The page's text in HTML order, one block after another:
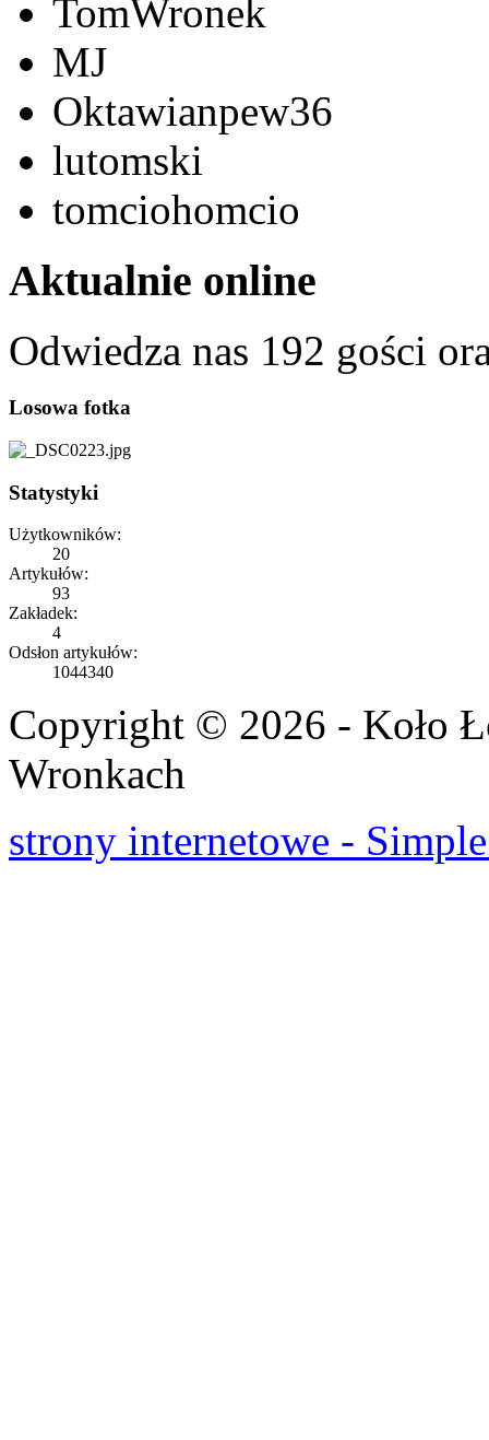
TomWronek
MJ
Oktawianpew36
lutomski
tomciohomcio
Aktualnie online
Odwiedza nas 192 gości
Losowa fotka
Statystyki
Użytkowników:
20
Artykułów:
93
Zakładek:
4
Odsłon artykułów:
1044340
Copyright © 2026 - Koło
Wronkach
strony internetowe -